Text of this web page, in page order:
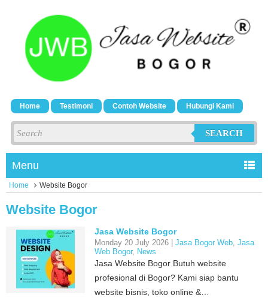
Home Testimoni Contoh Website Hubungi Kami
SEARCH
Menu
Home Website Bogor
Website Bogor
Jasa Website Bogor
Monday 20 July 2026 | Jasa Bogor Web, Jasa
Web Bogor, News
Jasa Website Bogor Butuh website
profesional di Bogor? Kami siap bantu
website bisnis, toko online &…